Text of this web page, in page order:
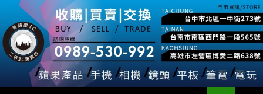
主
要